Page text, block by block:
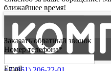
ближайшее время!
Заказать обратный звонок
Номер телефона*
Email